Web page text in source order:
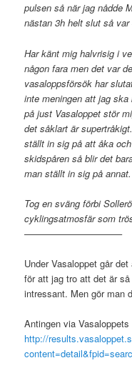
pulsen så när jag nådde
nästan 3h helt slut så
Har känt mig halvrisig i
någon fara men det var
vasaloppsförsök har
inte meningen att jag
på just Vasaloppet stör
det såklart är
ställt in sig på att åka
skidspåren så blir det
man ställt in sig på annat.
Tog en sväng förbi
cyklingsatmosfär som
——————————–
Under Vasaloppet går
för att jag tro att det är
intressant. Men gör man
Antingen via
http://